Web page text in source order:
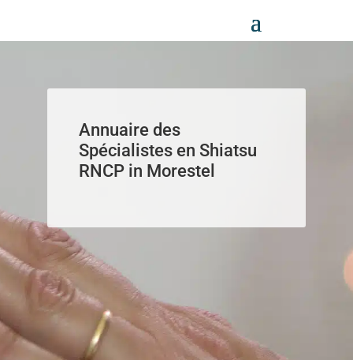
Annuaire des
Spécialistes en Shiatsu
RNCP in Morestel